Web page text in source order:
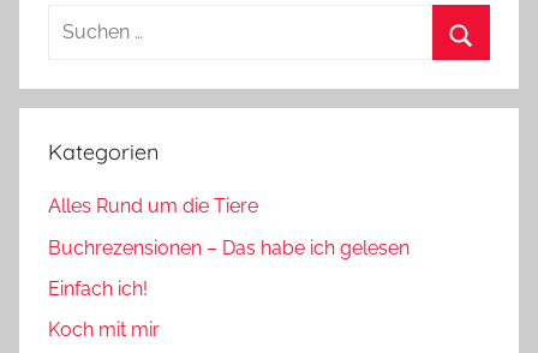
Suchen
Kategorien
Alles Rund um die Tiere
Buchrezensionen – Das habe ich gelesen
Einfach ich!
Koch mit mir